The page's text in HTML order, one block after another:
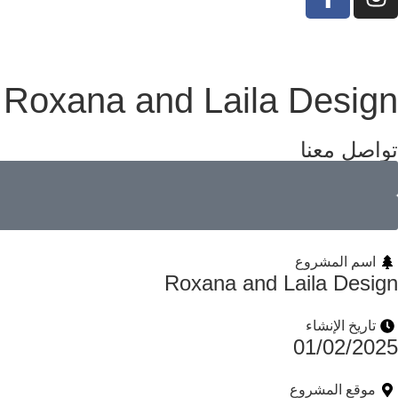
Roxana and Laila Design
تواصل معنا
اسم المشروع
Roxana and Laila Design
تاريخ الإنشاء
01/02/2025
موقع المشروع